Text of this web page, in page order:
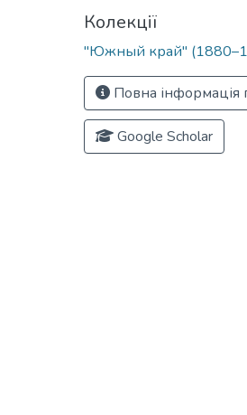
Колекції
"Южный край"
Повна інформація
Google Scholar